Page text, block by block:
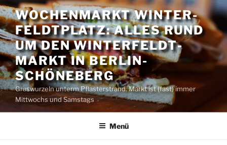
Zum
Inhalt
springen
WOCHENMARKT WINTER­
FELDT­PLATZ: ALLES RUND
UM DEN WINTER­FELDT­
MARKT IN BERLIN-
SCHÖNEBERG
Graswurzeln unterm Pflasterstrand. Markt ist (fast) immer
Mittwochs und Samstags
Menü